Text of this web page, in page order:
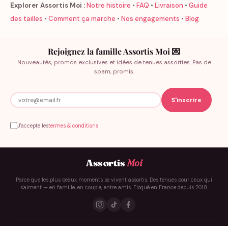
Explorer Assortis Moi :Notre histoire • FAQ • Livraison • Guide
des tailles • Comment ça marche • Nos engagements • Blog
Rejoignez la famille Assortis Moi 💌
Nouveautés, promos exclusives et idées de tenues assorties. Pas de
spam, promis.
J'accepte lestermes & conditions
AssortisMoi
Parce que les plus beaux moments se vivent assortis. Des tenues pour ceux qui
s'aiment — en famille, en couple, entre amis. Floqué en France depuis 2018.